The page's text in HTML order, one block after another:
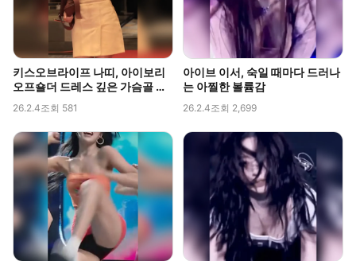
키스오브라이프 나띠, 아이보리
오프숄더 드레스 깊은 가슴골 라
26.2.4조회 581
아이브 이서, 숙일 때마다 드러나
는 아찔한 볼륨감
26.2.4조회 2,699